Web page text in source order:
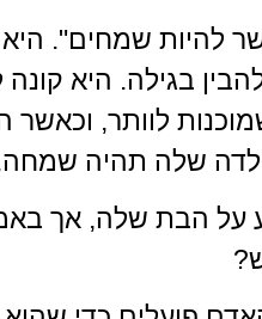
להיות שמחים".
בגילה. היא
לוותר, וכאשר
שלה תהיה
על הבת שלה, אך